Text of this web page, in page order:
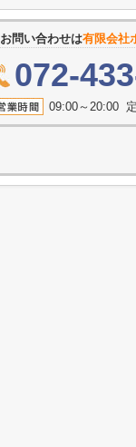
お問い合わせは有限会社
072-
09:00～20:00